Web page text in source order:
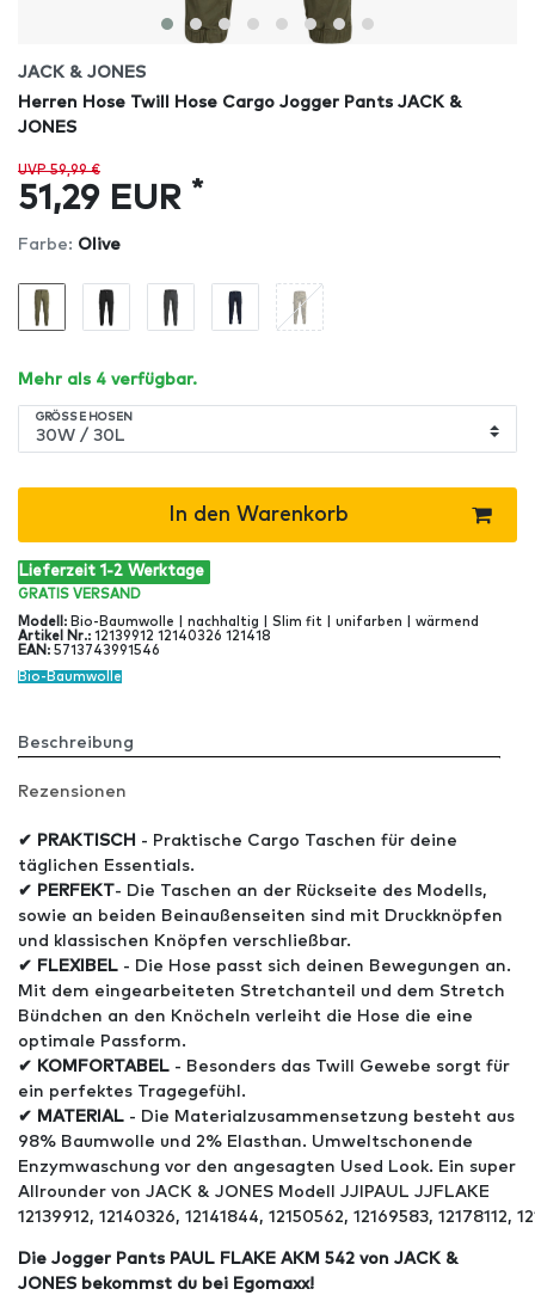
JACK & JONES
Herren Hose Twill Hose Cargo Jogger Pants JACK &
JONES
UVP 59,99 €
51,29 EUR *
Farbe: Olive
Mehr als 4 verfügbar.
GRÖSSE HOSEN
In den Warenkorb
Lieferzeit 1-2 Werktage
GRATIS VERSAND
Modell : Bio-Baumwolle | nachhaltig | Slim fit | unifarben | wärmend
Artikel Nr.: 12139912 12140326 121418
EAN : 5713743991546
Bio-Baumwolle
Beschreibung
Rezensionen
✔ PRAKTISCH - Praktische Cargo Taschen für deine
täglichen Essentials.
✔ PERFEKT- Die Taschen an der Rückseite des Modells,
sowie an beiden Beinaußenseiten sind mit Druckknöpfen
und klassischen Knöpfen verschließbar.
✔ FLEXIBEL - Die Hose passt sich deinen Bewegungen an.
Mit dem eingearbeiteten Stretchanteil und dem Stretch
Bündchen an den Knöcheln verleiht die Hose die eine
optimale Passform.
✔ KOMFORTABEL - Besonders das Twill Gewebe sorgt für
ein perfektes Tragegefühl.
✔ MATERIAL - Die Materialzusammensetzung besteht aus
98% Baumwolle und 2% Elasthan. Umweltschonende
Enzymwaschung vor den angesagten Used Look. Ein super
Allrounder von JACK & JONES Modell JJIPAUL JJFLAKE
12139912, 12140326, 12141844, 12150562, 12169583, 12178112,
Die Jogger Pants PAUL FLAKE AKM 542 von JACK &
JONES bekommst du bei Egomaxx!